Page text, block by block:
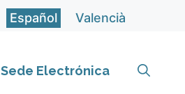
Español Valencià
Sede Electrónica